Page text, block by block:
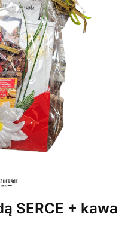
SERCE + kawa